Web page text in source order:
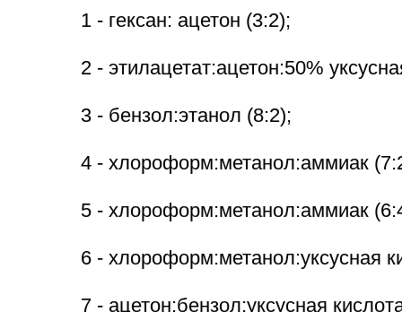
1 - гексан: ацетон (3:2);
2 - этилацетат:ацетон:50%
3 - бензол:этанол (8:2);
4 - хлороформ:метанол:аммиак
5 - хлороформ:метанол:аммиак
6 - хлороформ:метанол:уксусная
7 - ацетон:бензол:уксусная